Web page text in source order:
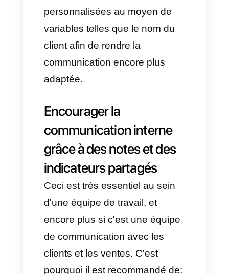
rapides et des directives
de communication
Un autre enjeu pour les équipes
du service client ou commercial
maintenir une
cohérence dans le ton
qualité des réponses. Si
chaque agent répond « à sa
manière », le client perçoit un
service peu professionnel.
Pour éviter cela, vous pouvez: